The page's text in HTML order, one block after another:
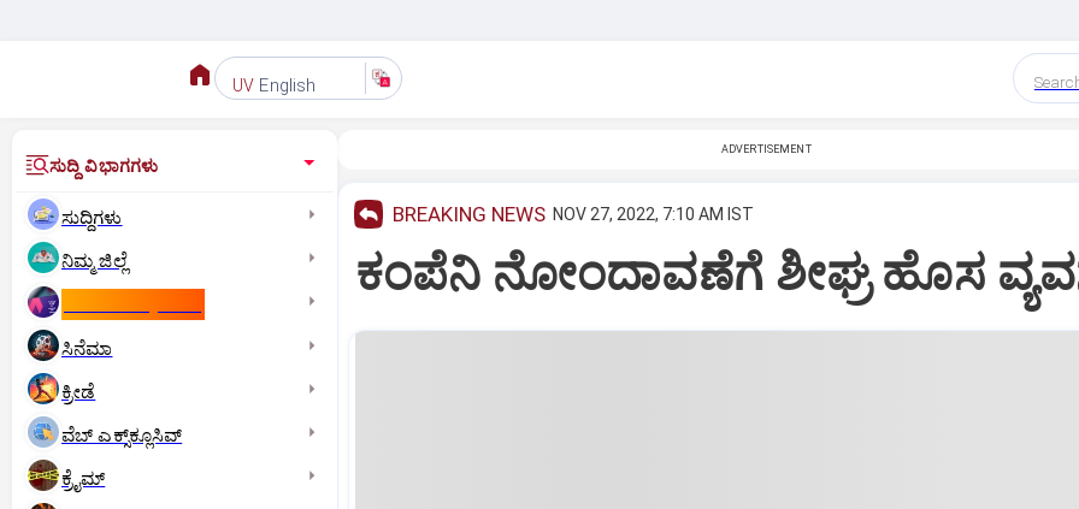
UV English
ಸುದ್ದಿ ವಿಭಾಗಗಳು
ಸುದ್ದಿಗಳು
ನಿಮ್ಮ ಜಿಲ್ಲೆ
ಸಿನೆಮಾ
ಕ್ರೀಡೆ
ವೆಬ್ ಎಕ್ಸ್‌ಕ್ಲೂಸಿವ್
ಕ್ರೈಮ್
ADVERTISEMENT
BREAKING NEWS NOV 27, 2022, 7:10 AM IST
ಕಂಪೆನಿ ನೋಂದಾವಣೆಗೆ ಶೀಘ್ರ ಹೊಸ